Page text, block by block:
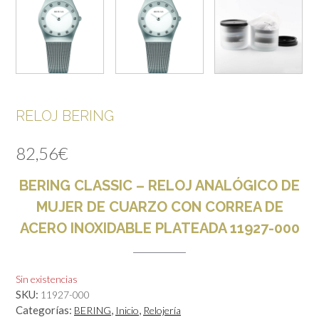
RELOJ BERING
82,56€
BERING CLASSIC – RELOJ ANALÓGICO DE
MUJER DE CUARZO CON CORREA DE
ACERO INOXIDABLE PLATEADA11927-000
Sin existencias
SKU: 11927-000
Categorías: BERING, Inicio, Relojería